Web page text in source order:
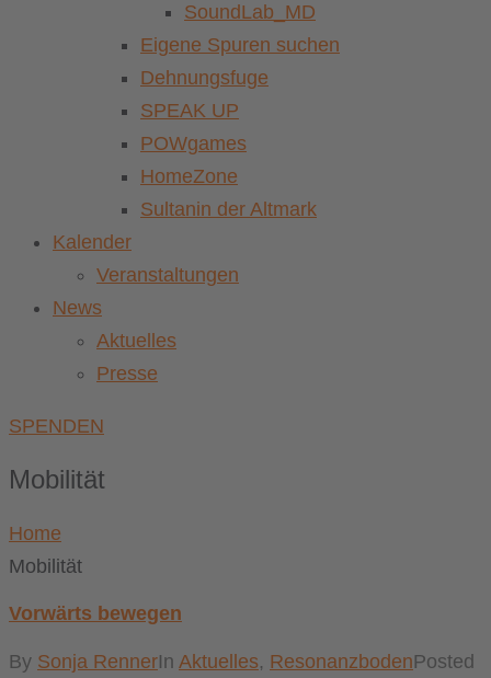
SoundLab_MD
Eigene Spuren suchen
Dehnungsfuge
SPEAK UP
POWgames
HomeZone
Sultanin der Altmark
Kalender
Veranstaltungen
News
Aktuelles
Presse
SPENDEN
Mobilität
Home
Mobilität
Vorwärts bewegen
By Sonja RennerIn Aktuelles, ResonanzbodenPosted